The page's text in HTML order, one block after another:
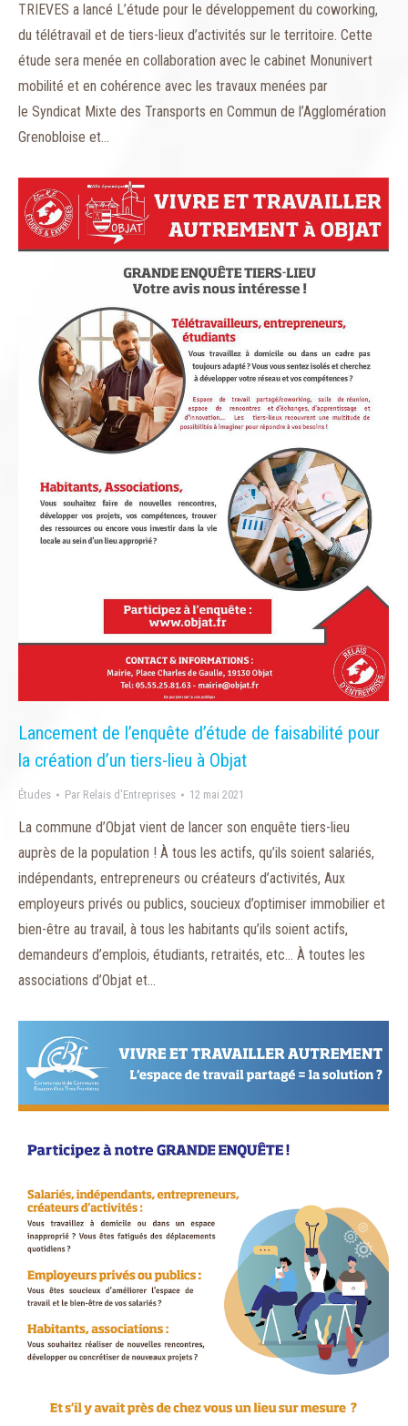
TRIEVES a lancé L’étude pour le développement du coworking,
du télétravail et de tiers-lieux d’activités sur le territoire. Cette
étude sera menée en collaboration avec le cabinet Monunivert
mobilité et en cohérence avec les travaux menées par
le Syndicat Mixte des Transports en Commun de l’Agglomération
Grenobloise et…
Lancement de l’enquête d’étude de faisabilité pour
la création d’un tiers-lieu à Objat
Études Par Relais d'Entreprises 12 mai 2021
La commune d’Objat vient de lancer son enquête tiers-lieu
auprès de la population ! À tous les actifs, qu’ils soient salariés,
indépendants, entrepreneurs ou créateurs d’activités, Aux
employeurs privés ou publics, soucieux d’optimiser immobilier et
bien-être au travail, à tous les habitants qu’ils soient actifs,
demandeurs d’emplois, étudiants, retraités, etc… À toutes les
associations d’Objat et…